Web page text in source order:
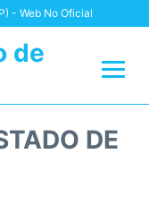
- Web No Oficial
de
DE